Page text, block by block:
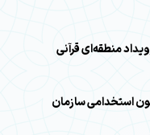
استخدامی سازمان